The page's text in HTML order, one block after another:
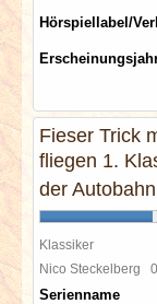
Hörspiellabel/
Fieser Trick
fliegen 1.
der Autobahn
Klassiker
Nico Steckelberg
Serienname